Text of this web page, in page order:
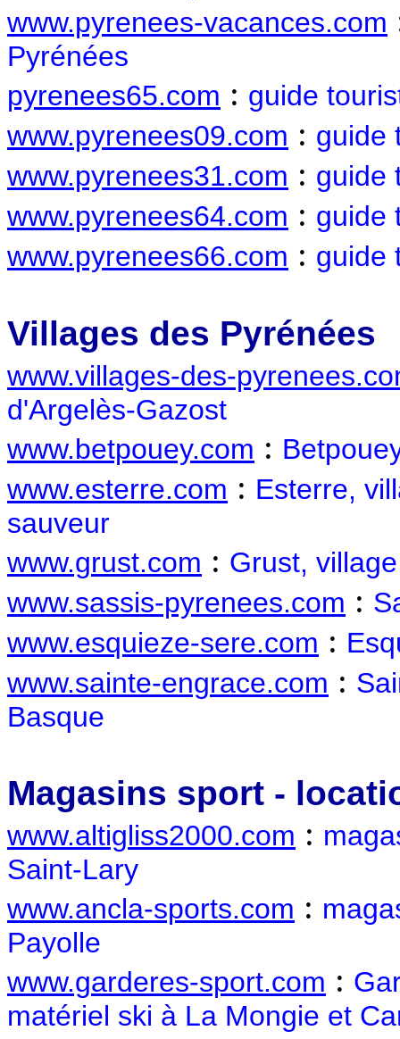
www.pyrenees-vacances.com
Pyrénées
pyrenees65.com : guide
www.pyrenees09.com : guide
www.pyrenees31.com : guide
www.pyrenees64.com : guide
www.pyrenees66.com : guide
Villages des Pyrénées
www.villages-des-
d'Argelès-Gazost
www.betpouey.com :
www.esterre.com : Esterre,
sauveur
www.grust.com : Grust,
www.sassis-pyrenees.com :
www.esquieze-sere.com :
www.sainte-engrace.com :
Basque
Magasins sport -
www.altigliss2000.com :
Saint-Lary
www.ancla-sports.com :
Payolle
www.garderes-sport.com :
matériel ski à La Mongie et